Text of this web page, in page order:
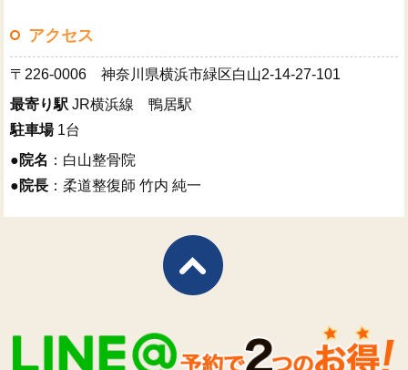
アクセス
〒226-0006 神奈川県横浜市緑区白山2-14-27-101
最寄り駅 JR横浜線 鴨居駅
駐車場1台
●院名 ：白山整骨院
●院長 ：柔道整復師 竹内 純一